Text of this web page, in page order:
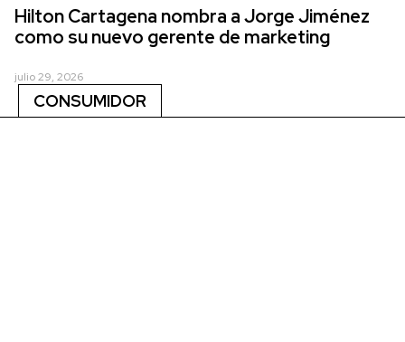
Hilton Cartagena nombra a Jorge Jiménez
como su nuevo gerente de marketing
julio 29, 2026
CONSUMIDOR